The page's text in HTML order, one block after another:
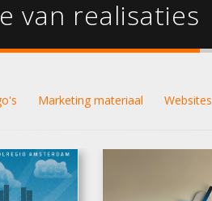
van realisaties
Marketing materiaal Websites